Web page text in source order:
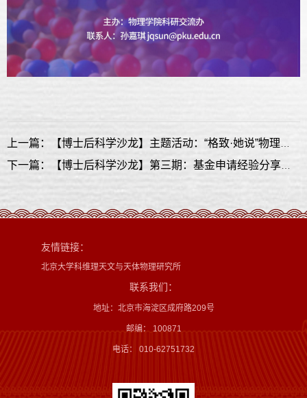
上一篇：【博士后科学沙龙】主题活动：“格致·她说”物理学院青年女科学家成长沙龙
下一篇：【博士后科学沙龙】第三期：基金申请经验分享交流
友情链接：
北京大学科维理天文与天体物理研究所
联系我们：
地址：北京市海淀区成府路209号
邮编： 100871
电话： 010-62751732